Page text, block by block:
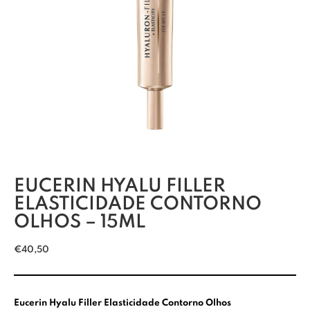
EUCERIN HYALU FILLER
ELASTICIDADE CONTORNO
OLHOS – 15ML
€40,50
Eucerin Hyalu Filler Elasticidade Contorno Olhos